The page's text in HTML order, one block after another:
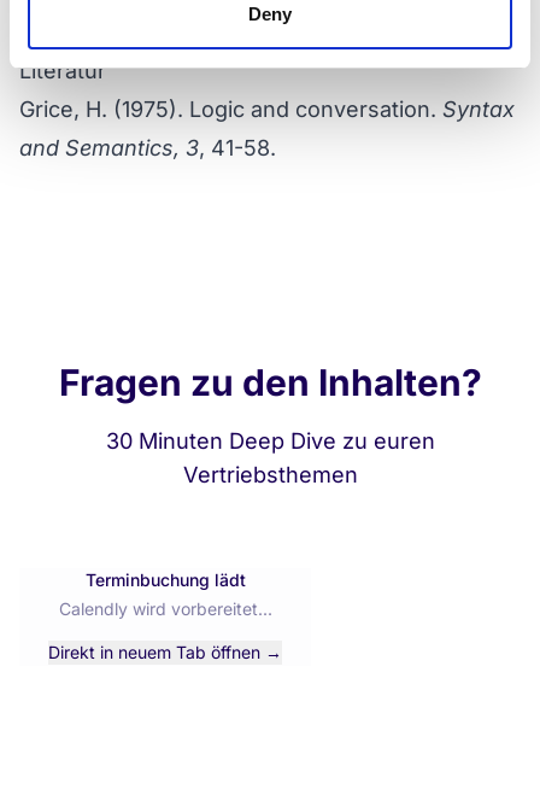
Deny
zur eigenen Kommunikationsreflexion.
Literatur
Grice, H. (1975). Logic and conversation. Syntax
and Semantics, 3, 41-58.
Fragen zu den Inhalten?
30 Minuten Deep Dive zu euren
Vertriebsthemen
Terminbuchung lädt
Calendly wird vorbereitet...
Direkt in neuem Tab öffnen →